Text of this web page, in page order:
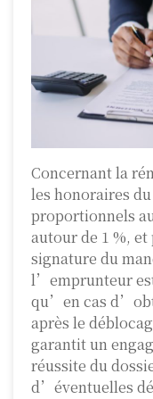
Concernant la
les honoraires
proportionnels
autour de 1 %,
signature du
l’emprunteur
qu’en cas
après le
garantit un
réussite du
d’éventuelles